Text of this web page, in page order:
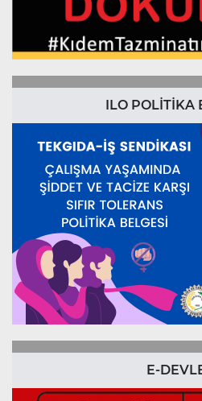
ILO POLİTİKA
E-